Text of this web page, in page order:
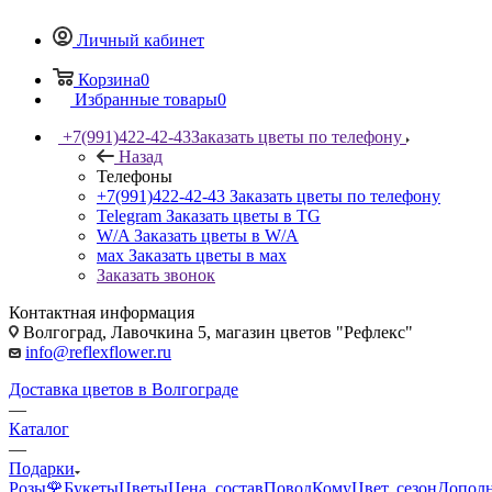
Личный кабинет
Корзина0
Избранные товары0
+7(991)422-42-43Заказать цветы по телефону
Назад
Телефоны
+7(991)422-42-43 Заказать цветы по телефону
Telegram Заказать цветы в TG
W/A Заказать цветы в W/A
мах Заказать цветы в мах
Заказать звонок
Контактная информация
Волгоград, Лавочкина 5, магазин цветов "Рефлекс"
info@reflexflower.ru
Доставка цветов в Волгограде
—
Каталог
—
Подарки
Розы🌹БукетыЦветыЦена, составПоводКомуЦвет, сезон